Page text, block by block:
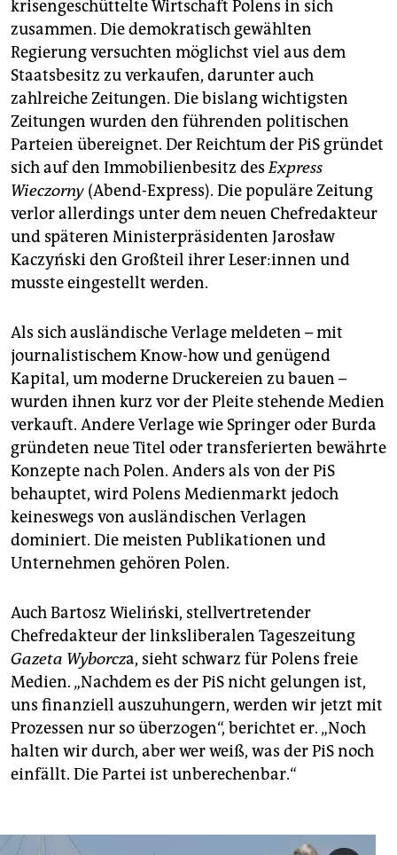
krisengeschüttelte Wirtschaft Polens in sich
zusammen. Die demokratisch gewählten
Regierung versuchten möglichst viel aus dem
Staatsbesitz zu verkaufen, darunter auch
zahlreiche Zeitungen. Die bislang wichtigsten
Zeitungen wurden den führenden politischen
Parteien übereignet. Der Reichtum der PiS gründet
sich auf den Immobi­lien­besitz desExpress
Wieczorny (Abend-Express). Die populäre Zeitung
verlor allerdings unter dem neuen Chefredakteur
und späteren Ministerpräsidenten Jarosław
Kaczyński den Großteil ihrer Le­se­r:in­nen und
musste eingestellt werden.
Als sich ausländische Verlage meldeten – mit
journalistischem Know-how und genügend
Kapital, um moderne Druckereien zu bauen –
wurden ihnen kurz vor der Pleite stehende Medien
verkauft. Andere Verlage wie Springer oder Burda
gründeten neue Titel oder transferierten bewährte
Konzepte nach Polen. Anders als von der PiS
behauptet, wird Polens Medienmarkt jedoch
keineswegs von ausländischen Verlagen
dominiert. Die meisten Publikationen und
Unternehmen gehören Polen.
Auch Bartosz Wieliński, stellvertretender
Chefredakteur der linksliberalen Tageszeitung
Gazeta Wyborcza, sieht schwarz für Polens freie
Medien. „Nachdem es der PiS nicht gelungen ist,
uns finanziell auszuhungern, werden wir jetzt mit
Prozessen nur so überzogen“, berichtet er. „Noch
halten wir durch, aber wer weiß, was der PiS noch
einfällt. Die Partei ist unberechenbar.“